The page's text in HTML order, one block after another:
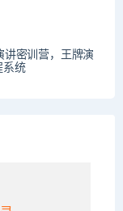
讲密训营，王牌演
系统